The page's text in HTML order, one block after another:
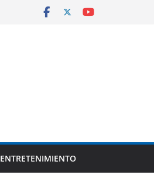
ENTRETENIMIENTO